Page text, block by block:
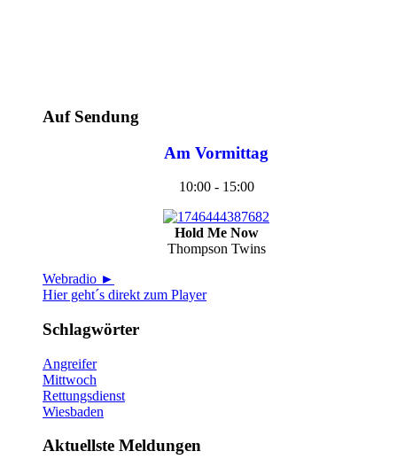
Auf Sendung
Am Vormittag
10:00 - 15:00
Hold Me Now
Thompson Twins
Webradio ►
Hier geht´s direkt zum Player
Schlagwörter
Angreifer
Mittwoch
Rettungsdienst
Wiesbaden
Aktuellste Meldungen